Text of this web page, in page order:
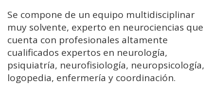
Se compone de un equipo multidisciplinar
muy solvente, experto en neurociencias que
cuenta con profesionales altamente
cualificados expertos en neurología,
psiquiatría, neurofisiología, neuropsicología,
logopedia, enfermería y coordinación.